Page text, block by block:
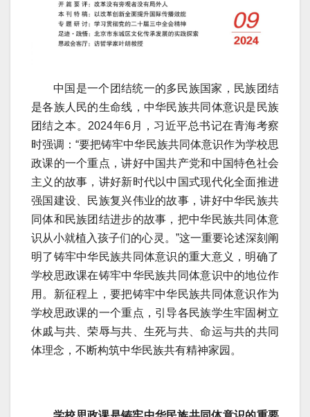
中国是一个团结统一的多民族国家，民族团结
是各族人民的生命线，中华民族共同体意识是民族
团结之本。2024年6月，习近平总书记在青海考察
时强调：“要把铸牢中华民族共同体意识作为学校思
政课的一个重点，讲好中国共产党和中国特色社会
主义的故事，讲好新时代以中国式现代化全面推进
强国建设、民族复兴伟业的故事，讲好中华民族共
同体和民族团结进步的故事，把中华民族共同体意
识从小就植入孩子们的心灵。”这一重要论述深刻阐
明了铸牢中华民族共同体意识的重大意义，明确了
学校思政课在铸牢中华民族共同体意识中的地位作
用。新征程上，要把铸牢中华民族共同体意识作为
学校思政课的一个重点，引导各民族学生牢固树立
休戚与共、荣辱与共、生死与共、命运与共的共同
体理念，不断构筑中华民族共有精神家园。